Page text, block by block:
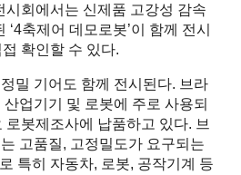
시회에서는 신제품 고강성 감속
축제어 데모로봇’이 함께 전시
확인할 수 있다.
밀 기어도 함께 전시된다. 브라
업기기 및 로봇에 주로 사용되
로봇제조사에 납품하고 있다. 브
고품질, 고정밀도가 요구되는
특히 자동차, 로봇, 공작기계 등